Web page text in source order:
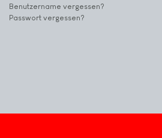
Benutzername vergessen?
Passwort vergessen?